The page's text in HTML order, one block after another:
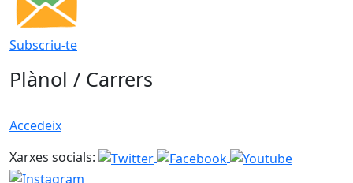
Subscriu-te
Plànol / Carrers
Accedeix
Xarxes socials: